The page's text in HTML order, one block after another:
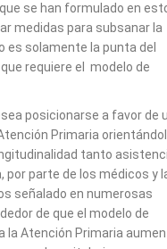
se han formulado en
medidas para subsanar la
es solamente la punta del
requiere el modelo de
posicionarse a favor de
Primaria
tanto
por parte de los médicos y
señalado en numerosas
de que el modelo de
la Atención Primaria